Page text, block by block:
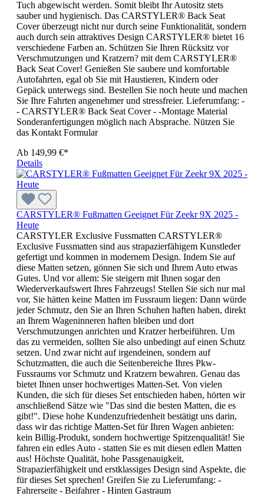
Tuch abgewischt werden. Somit bleibt Ihr Autositz stets
sauber und hygienisch. Das CARSTYLER® Back Seat
Cover überzeugt nicht nur durch seine Funktionalität, sondern
auch durch sein attraktives Design CARSTYLER® bietet 16
verschiedene Farben an. Schützen Sie Ihren Rücksitz vor
Verschmutzungen und Kratzern? mit dem CARSTYLER®
Back Seat Cover! Genießen Sie saubere und komfortable
Autofahrten, egal ob Sie mit Haustieren, Kindern oder
Gepäck unterwegs sind. Bestellen Sie noch heute und machen
Sie Ihre Fahrten angenehmer und stressfreier. Lieferumfang: -
- CARSTYLER® Back Seat Cover - -Montage Material
Sonderanfertigungen möglich nach Absprache. Nützen Sie
das Kontakt Formular
Ab 149,99 €*
Details
CARSTYLER® Fußmatten Geeignet Für Zeekr 9X 2025 -
Heute
CARSTYLER Exclusive Fussmatten CARSTYLER®
Exclusive Fussmatten sind aus strapazierfähigem Kunstleder
gefertigt und kommen in modernem Design. Indem Sie auf
diese Matten setzen, gönnen Sie sich und Ihrem Auto etwas
Gutes. Und vor allem: Sie steigern mit Ihnen sogar den
Wiederverkaufswert Ihres Fahrzeugs! Stellen Sie sich nur mal
vor, Sie hätten keine Matten im Fussraum liegen: Dann würde
jeder Schmutz, den Sie an Ihren Schuhen haften haben, direkt
an Ihrem Wageninneren haften bleiben und dort
Verschmutzungen anrichten und Kratzer herbeiführen. Um
das zu vermeiden, sollten Sie also unbedingt auf einen Schutz
setzen. Und zwar nicht auf irgendeinen, sondern auf
Schutzmatten, die auch die Seitenbereiche Ihres Pkw-
Fussraums vor Schmutz und Kratzern bewahren. Genau das
bietet Ihnen unser hochwertiges Matten-Set. Von vielen
Kunden, die sich für dieses Set entschieden haben, hörten wir
anschließend Sätze wie "Das sind die besten Matten, die es
gibt!". Diese hohe Kundenzufriedenheit bestätigt uns darin,
dass wir das richtige Matten-Set für Ihren Wagen anbieten:
kein Billig-Produkt, sondern hochwertige Spitzenqualität! Sie
fahren ein edles Auto - statten Sie es mit diesen edlen Matten
aus! Höchste Qualität, hohe Passgenauigkeit,
Strapazierfähigkeit und erstklassiges Design sind Aspekte, die
für dieses Set sprechen! Greifen Sie zu Lieferumfang: -
Fahrerseite - Beifahrer - Hinten Gastraum